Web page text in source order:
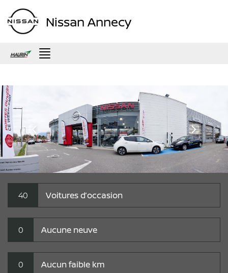
Nissan Annecy
Menu
40 Voitures d’occasion
0 Aucune neuve
0 Aucun faible km